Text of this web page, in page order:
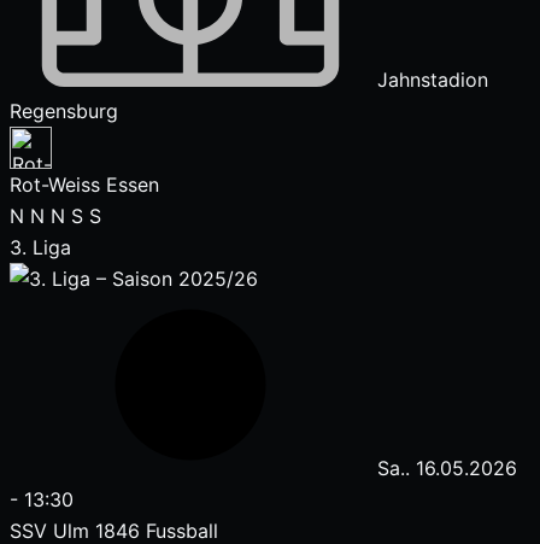
Jahnstadion
Regensburg
Rot-Weiss Essen
N N N S S
3. Liga
Sa.. 16.05.2026
- 13:30
SSV Ulm 1846 Fussball